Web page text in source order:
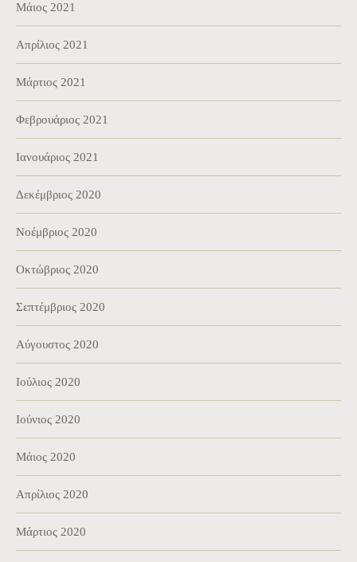
Μάιος 2021
Απρίλιος 2021
Μάρτιος 2021
Φεβρουάριος 2021
Ιανουάριος 2021
Δεκέμβριος 2020
Νοέμβριος 2020
Οκτώβριος 2020
Σεπτέμβριος 2020
Αύγουστος 2020
Ιούλιος 2020
Ιούνιος 2020
Μάιος 2020
Απρίλιος 2020
Μάρτιος 2020